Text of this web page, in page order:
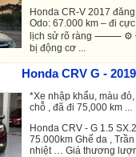
Honda CR-V 2017
Odo: 67.000 km – đi
lịch sử rõ ràng ⸻ ⚙️
bị động cơ ...
Honda CRV G - 2019
*Xe nhập khẩu, màu
chỗ , đã đi 75,000 km ...
Honda CRV - G 1.5
75.000km Ghế da ,
nhiệt … Giá thương